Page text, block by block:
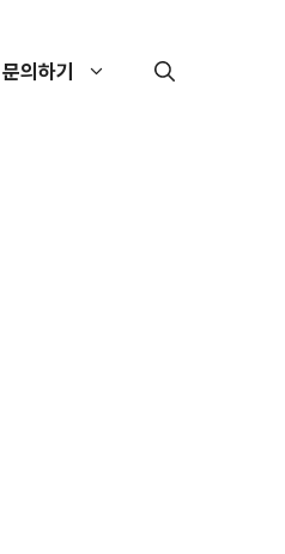
문의하기